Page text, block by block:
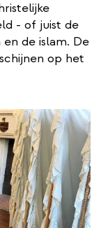
- of juist de
de islam. De
op het